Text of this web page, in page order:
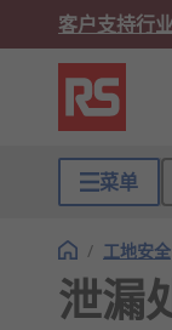
客户支持行
菜单
/ 工地安全
泄漏